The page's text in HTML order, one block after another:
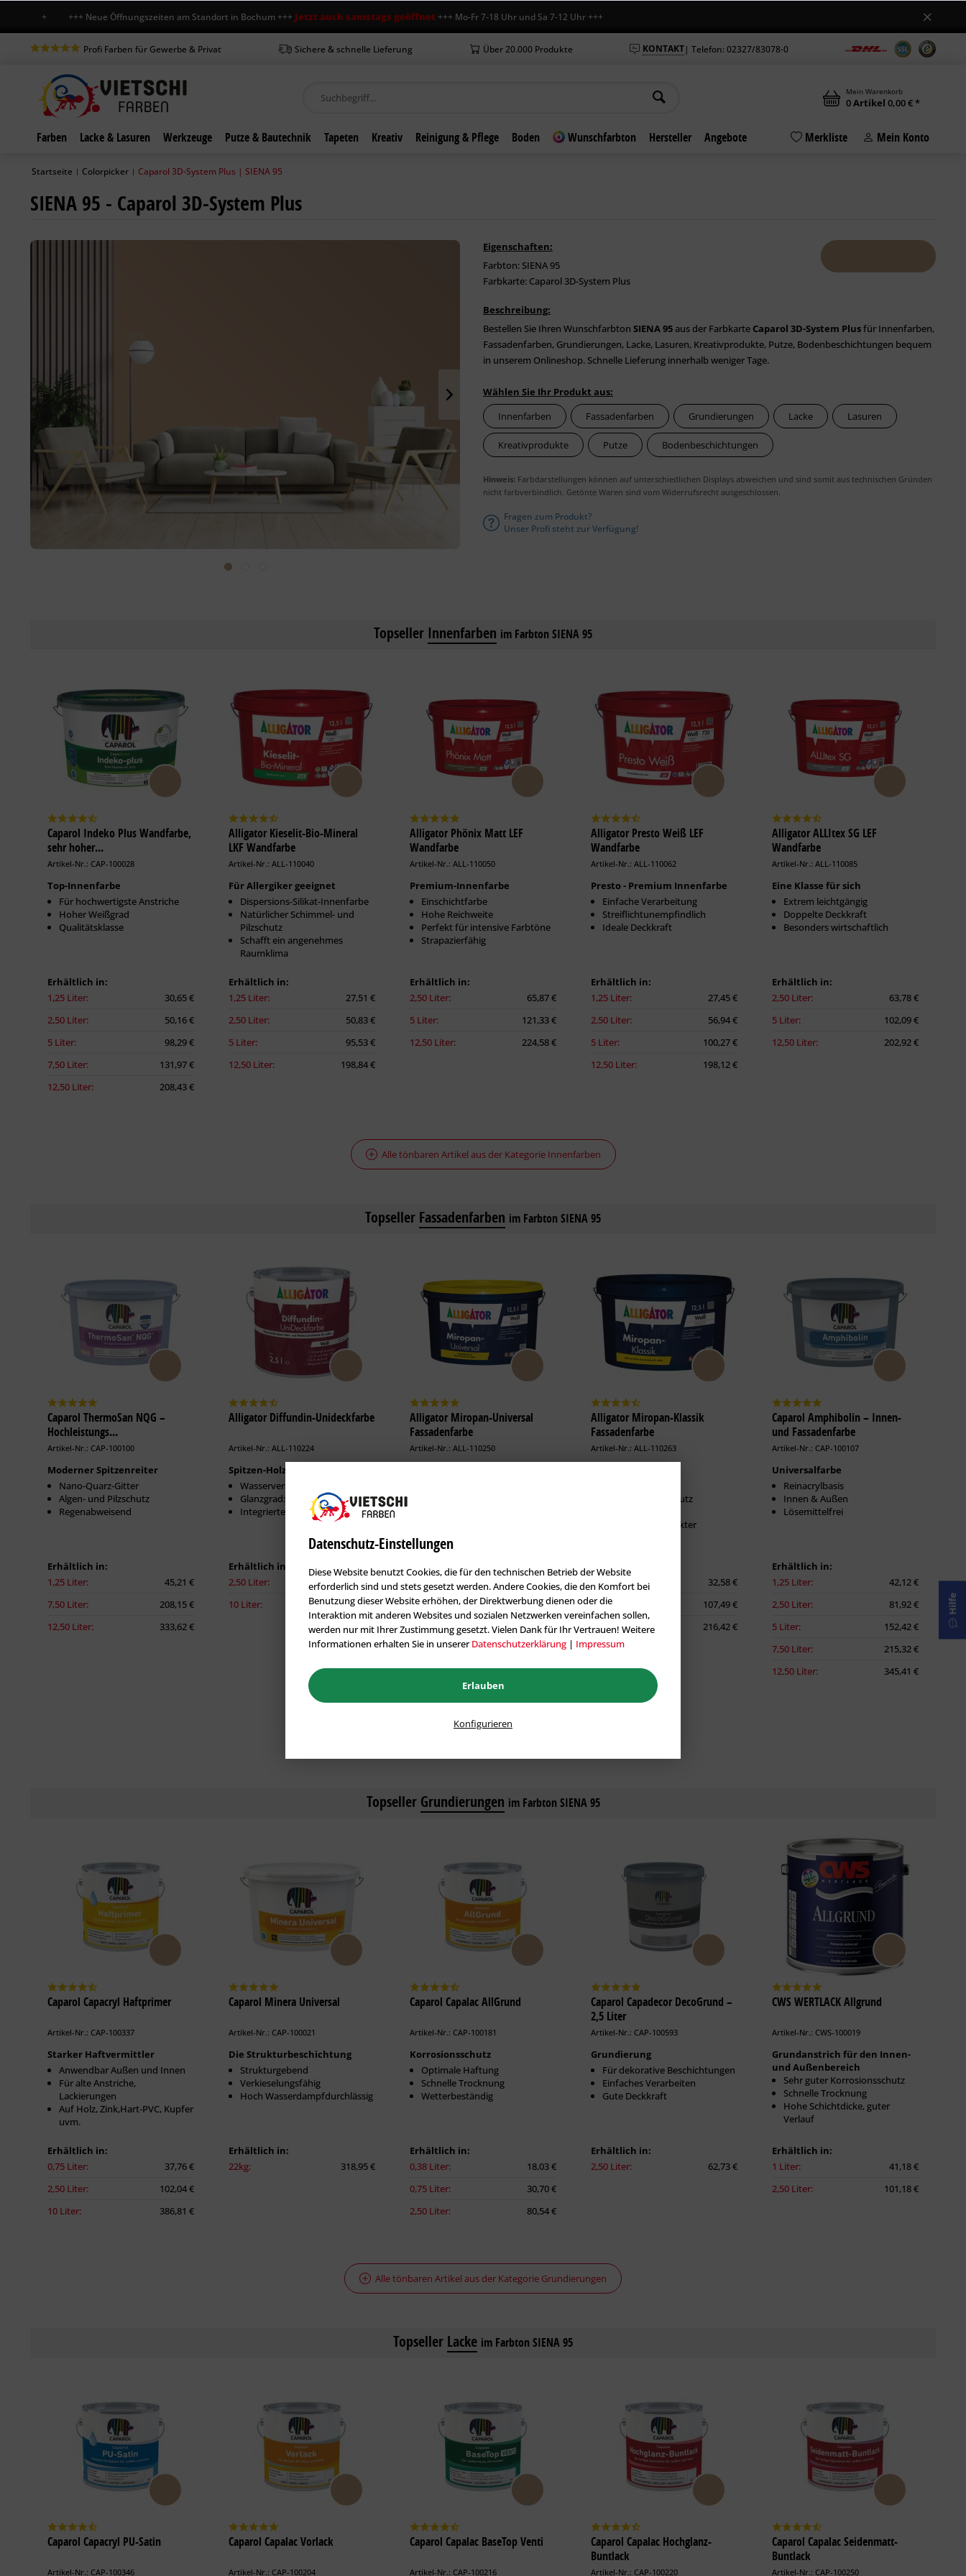
+++ Neue Öffnungszeiten am Standort in Bochum +++Jetzt auch samstags geöffnet +++ Mo-Fr 7-18 Uhr und Sa 7-12 Uhr +++ +++ Neue Öffnungszeiten am Standort in Bochum +++ Jetzt auch samstags geöffnet
Profi Farben für Gewerbe & Privat Sichere & schnelle Lieferung Über 20.000 Produkte KONTAKT| Telefon: 02327/83078-0
Mein Warenkorb
0Artikel 0,00 € *
Farben Lacke & Lasuren Werkzeuge Putze & Bautechnik Tapeten Kreativ Reinigung & Pflege Boden Wunschfarbton Hersteller Angebote Merkliste Mein Konto
Startseite | Colorpicker | Caparol 3D-System Plus | SIENA 95
SIENA 95 - Caparol 3D-System Plus
Eigenschaften:
Farbton: SIENA 95
Farbkarte: Caparol 3D-System Plus
Beschreibung:
Bestellen Sie Ihren Wunschfarbton SIENA 95aus der Farbkarte Caparol 3D-System Plusfür Innenfarben,
Fassadenfarben, Grundierungen, Lacke, Lasuren, Kreativprodukte, Putze, Bodenbeschichtungen bequem
in unserem Onlineshop. Schnelle Lieferung innerhalb weniger Tage.
Wählen Sie Ihr Produkt aus:
Innenfarben
Fassadenfarben Grundierungen Lacke Lasuren
Kreativprodukte Putze Bodenbeschichtungen
Hinweis: Farbdarstellungen können auf unterschiedlichen Displays abweichen und sind somit aus technischen Gründen
nicht farbverbindlich. Getönte Waren sind vom Widerrufsrecht ausgeschlossen.
Fragen zum Produkt?
Unser Profi steht zur Verfügung!
Topseller Innenfarben im Farbton SIENA 95
Caparol Indeko Plus Wandfarbe,
sehr hoher...
Artikel-Nr.: CAP-100028
Top-Innenfarbe
Für hochwertigste Anstriche
Hoher Weißgrad
Qualitätsklasse
Erhältlich in:
1,25 Liter:
30,65 €
2,50 Liter:
50,16 €
5 Liter:
98,29 €
7,50 Liter:
131,97 €
12,50 Liter:
208,43 €
Alligator Kieselit-Bio-Mineral
LKF Wandfarbe
Artikel-Nr.: ALL-110040
Für Allergiker geeignet
Dispersions-Silikat-Innenfarbe
Natürlicher Schimmel- und
Pilzschutz
Schafft ein angenehmes
Raumklima
Erhältlich in:
1,25 Liter:
27,51 €
2,50 Liter:
50,83 €
5 Liter:
95,53 €
12,50 Liter:
198,84 €
Alligator Phönix Matt LEF
Wandfarbe
Artikel-Nr.: ALL-110050
Premium-Innenfarbe
Einschichtfarbe
Hohe Reichweite
Perfekt für intensive Farbtöne
Strapazierfähig
Erhältlich in:
2,50 Liter:
65,87 €
5 Liter:
121,33 €
12,50 Liter:
224,58 €
Alligator Presto Weiß LEF
Wandfarbe
Artikel-Nr.: ALL-110062
Presto - Premium Innenfarbe
Einfache Verarbeitung
Streiflichtunempfindlich
Ideale Deckkraft
Erhältlich in:
1,25 Liter:
27,45 €
2,50 Liter:
56,94 €
5 Liter:
100,27 €
12,50 Liter:
198,12 €
Alligator ALLItex SG LEF
Wandfarbe
Artikel-Nr.: ALL-110085
Eine Klasse für sich
Extrem leichtgängig
Doppelte Deckkraft
Besonders wirtschaftlich
Erhältlich in:
2,50 Liter:
63,78 €
5 Liter:
102,09 €
12,50 Liter:
202,92 €
Alle tönbaren Artikel aus der Kategorie Innenfarben
Topseller Fassadenfarben im Farbton SIENA 95
Caparol ThermoSan NQG –
Hochleistungs...
Artikel-Nr.: CAP-100100
Moderner Spitzenreiter
Nano-Quarz-Gitter
Algen- und Pilzschutz
Regenabweisend
Erhältlich in:
1,25 Liter:
45,21 €
7,50 Liter:
208,15 €
12,50 Liter:
333,62 €
Alligator Diffundin-Unideckfarbe
Artikel-Nr.: ALL-110224
Spitzen-Holzfarbe
Wasserverdünnbar
Glanzgrad: Seidenmatt
Integrierte Isolierwirkung
Erhältlich in:
2,50 Liter:
110,42 €
10 Liter:
365,75 €
Alligator Miropan-Universal
Fassadenfarbe
Artikel-Nr.: ALL-110250
Erhältlich in:
1,25 Liter:
42,67 €
2,50 Liter:
83,29 €
5 Liter:
163,28 €
12,50 Liter:
290,62 €
Alligator Miropan-Klassik
Fassadenfarbe
Artikel-Nr.: ALL-110263
Algen- und Pilzschutz
Oberflächencharakter
Erhältlich in:
1,25 Liter:
32,58 €
5 Liter:
107,49 €
12,50 Liter:
216,42 €
Caparol Amphibolin – Innen-
und Fassadenfarbe
Artikel-Nr.: CAP-100107
Universalfarbe
Reinacrylbasis
Innen & Außen
Lösemittelfrei
Erhältlich in:
1,25 Liter:
42,12 €
2,50 Liter:
81,92 €
5 Liter:
152,42 €
7,50 Liter:
215,32 €
12,50 Liter:
345,41 €
Topseller Grundierungen im Farbton SIENA 95
Caparol Capacryl Haftprimer
Artikel-Nr.: CAP-100337
Starker Haftvermittler
Anwendbar Außen und Innen
Für alte Anstriche,
Lackierungen
Auf Holz, Zink,Hart-PVC, Kupfer
uvm.
Erhältlich in:
0,75 Liter:
37,76 €
2,50 Liter:
102,04 €
10 Liter:
386,81 €
Caparol Minera Universal
Artikel-Nr.: CAP-100021
Die Strukturbeschichtung
Strukturgebend
Verkieselungsfähig
Hoch Wasserdampfdurchlässig
Erhältlich in:
22kg:
318,95 €
Caparol Capalac AllGrund
Artikel-Nr.: CAP-100181
Korrosionsschutz
Optimale Haftung
Schnelle Trocknung
Wetterbeständig
Erhältlich in:
0,38 Liter:
18,03 €
0,75 Liter:
30,70 €
2,50 Liter:
80,54 €
Caparol Capadecor DecoGrund –
2,5 Liter
Artikel-Nr.: CAP-100593
Grundierung
Für dekorative Beschichtungen
Einfaches Verarbeiten
Gute Deckkraft
Erhältlich in:
2,50 Liter:
62,73 €
CWS WERTLACK Allgrund
Artikel-Nr.: CWS-100019
Grundanstrich für den Innen-
und Außenbereich
Sehr guter Korrosionsschutz
Schnelle Trocknung
Hohe Schichtdicke, guter
Verlauf
Erhältlich in:
1 Liter:
41,18 €
2,50 Liter:
101,18 €
Alle tönbaren Artikel aus der Kategorie Grundierungen
Topseller Lacke im Farbton SIENA 95
Caparol Capacryl PU-Satin
Artikel-Nr.: CAP-100346
Caparol Capalac Vorlack
Artikel-Nr.: CAP-100204
Caparol Capalac BaseTop Venti
Artikel-Nr.: CAP-100216
Caparol Capalac Hochglanz-
Buntlack
Artikel-Nr.: CAP-100220
Caparol Capalac Seidenmatt-
Buntlack
Artikel-Nr.: CAP-100250
Hilfe
Datenschutz-Einstellungen
Diese Website benutzt Cookies, die für den technischen Betrieb der Website
erforderlich sind und stets gesetzt werden. Andere Cookies, die den Komfort bei
Benutzung dieser Website erhöhen, der Direktwerbung dienen oder die
Interaktion mit anderen Websites und sozialen Netzwerken vereinfachen sollen,
werden nur mit Ihrer Zustimmung gesetzt. Vielen Dank für Ihr Vertrauen! Weitere
Informationen erhalten Sie in unsererDatenschutzerklärung | Impressum
Erlauben
Konfigurieren